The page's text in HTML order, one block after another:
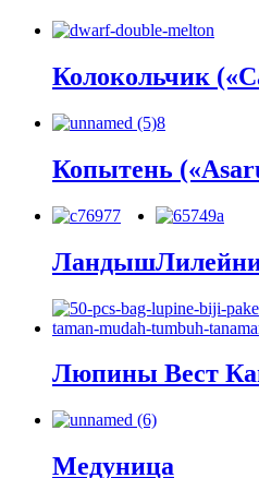
Колокольчик
Копытень
Ландыш
Люпины Вест
Медуница